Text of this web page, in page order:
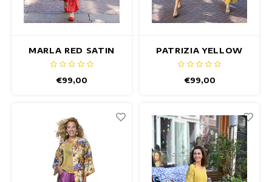
MARLA RED SATIN
BROEK
€99,00
PATRIZIA YELLOW
BROEK
€99,00